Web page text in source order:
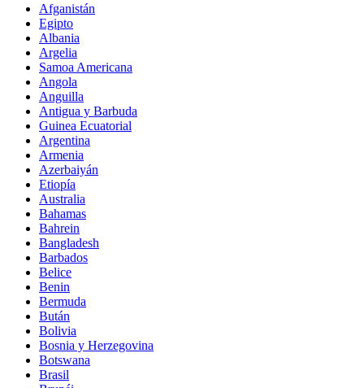
Afganistán
Egipto
Albania
Argelia
Samoa Americana
Angola
Anguilla
Antigua y Barbuda
Guinea Ecuatorial
Argentina
Armenia
Azerbaiyán
Etiopía
Australia
Bahamas
Bahrein
Bangladesh
Barbados
Belice
Benin
Bermuda
Bután
Bolivia
Bosnia y Herzegovina
Botswana
Brasil